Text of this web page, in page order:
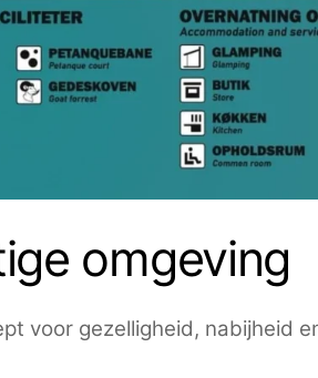
omgeving
voor gezelligheid, nabijheid